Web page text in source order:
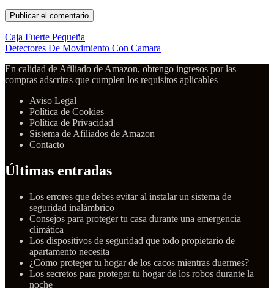
Caja Fuerte Pequeña
Detectores De Movimiento Con Camara
En calidad de Afiliado de Amazon, obtengo ingresos por las
compras adscritas que cumplen los requisitos aplicables
Aviso Legal
Política de Cookies
Política de Privacidad
Sistema de Afiliados de Amazon
Contacto
Últimas entradas
Los errores que debes evitar al instalar un sistema de
seguridad inalámbrico
Consejos para proteger tu casa durante una emergencia
climática
Los dispositivos de seguridad que todo propietario de
apartamento necesita
¿Cómo proteger tu hogar de los cacos mientras duermes?
Los secretos para proteger tu hogar de los robos durante la
noche